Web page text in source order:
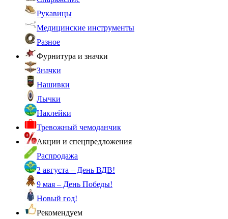
Рукавицы
Медицинские инструменты
Разное
Фурнитура и значки
Значки
Нашивки
Лычки
Наклейки
Тревожный чемоданчик
Акции и спецпредложения
Распродажа
2 августа – День ВДВ!
9 мая – День Победы!
Новый год!
Рекомендуем